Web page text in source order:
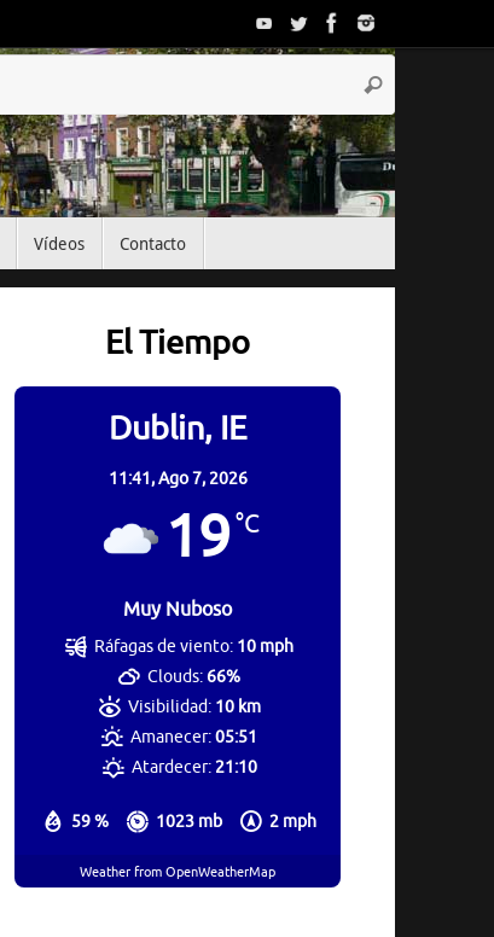
Buscar
Vídeos Contacto
El Tiempo
Dublin, IE
11:41,Ago 7, 2026
19°C
Muy Nuboso
59 % 1023 mb 2 mph
Ráfagas de viento: 10 mph
Clouds:66%
Visibilidad: 10 km
Amanecer:05:51
Atardecer:21:10
Weather from OpenWeatherMap